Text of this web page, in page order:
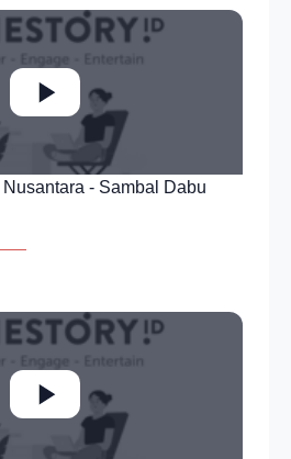
- Sambal Dabu